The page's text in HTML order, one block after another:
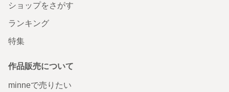
ショップをさがす
ランキング
特集
作品販売について
minneで売りたい